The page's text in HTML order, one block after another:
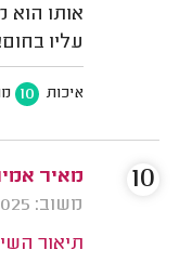
אותו הוא
עליו בחום!
איכות 10
מאיר
משוב: 26/11/2025
תיאור
10